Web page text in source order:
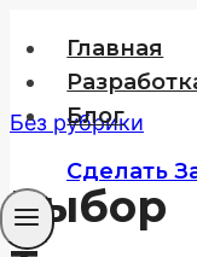
содержимому
Главная
Блог
Сделать
Без рубрики
Выбор